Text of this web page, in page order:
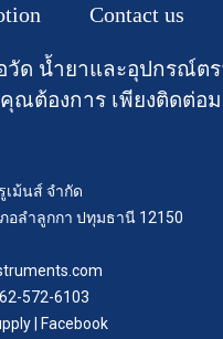
Contact us
ด น้ำยาและอุปกรณ์ต
ต้องการ เพียงติดต่อ
เม้นส์ จำกัด
อลำลูกกา ปทุมธานี 12150
572-6103
| Facebook